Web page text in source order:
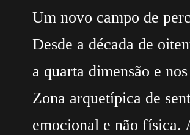
Um novo campo de
Desde a década de
a quarta dimensão e
Zona arquetípica de
emocional e não física.